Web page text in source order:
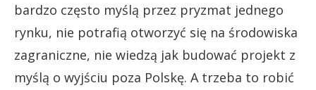
bardzo często myślą przez pryzmat jednego
rynku, nie potrafią otworzyć się na środowiska
zagraniczne, nie wiedzą jak budować projekt z
myślą o wyjściu poza Polskę. A trzeba to robić